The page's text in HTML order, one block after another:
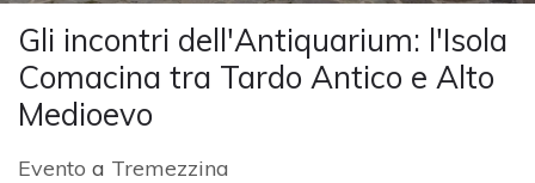
Gli incontri dell'Antiquarium: l'Isola
Comacina tra Tardo Antico e Alto
Medioevo
Evento a Tremezzina